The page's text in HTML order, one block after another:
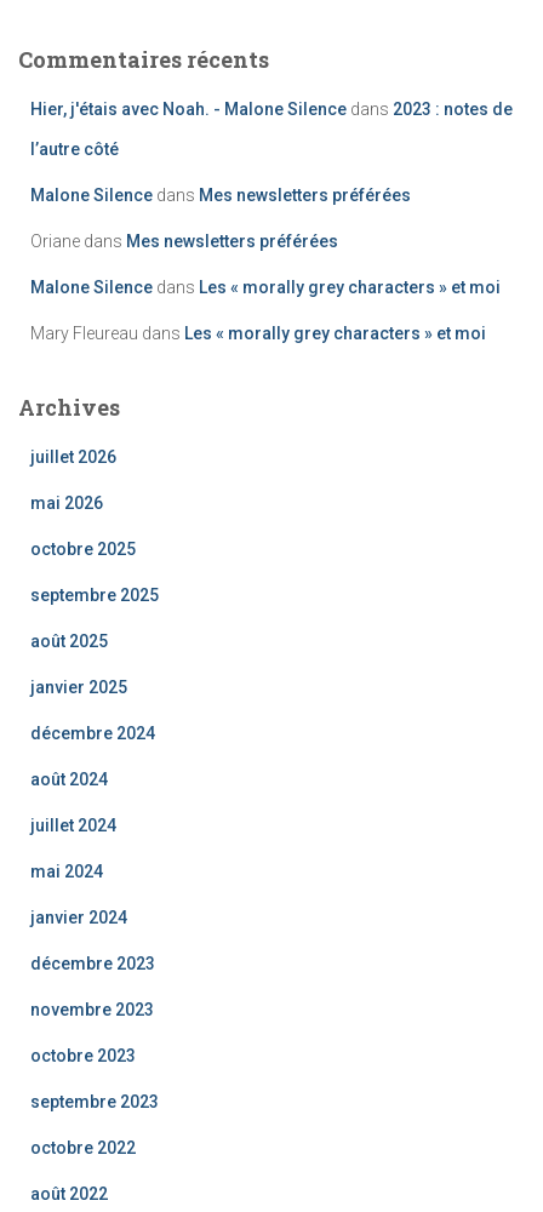
Commentaires récents
Hier, j'étais avec Noah. - Malone Silence dans 2023 : notes de
l’autre côté
Malone Silence dans Mes newsletters préférées
Oriane dans Mes newsletters préférées
Malone Silence dans Les « morally grey characters » et moi
Mary Fleureau dans Les « morally grey characters » et moi
Archives
juillet 2026
mai 2026
octobre 2025
septembre 2025
août 2025
janvier 2025
décembre 2024
août 2024
juillet 2024
mai 2024
janvier 2024
décembre 2023
novembre 2023
octobre 2023
septembre 2023
octobre 2022
août 2022